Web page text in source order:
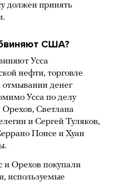
должен принять
США?
Усса
нефти, торговле
денег
Усса по делу
Светлана
и Сергей Туляков,
Понсе и Хуан
и Орехов покупали
используемые